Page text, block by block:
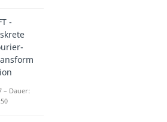
-
– Dauer: